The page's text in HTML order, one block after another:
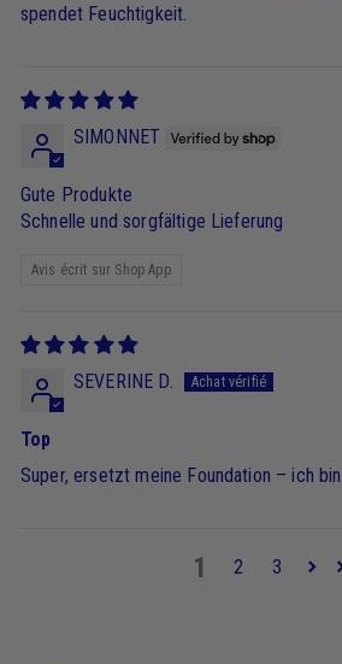
spendet Feuchtigkeit.
SIMONNET
Gute Produkte
Schnelle und sorgfältige Lieferung
Avis écrit sur Shop App
SEVERINE D.
Top
Super, ersetzt meine Foundation – ich
1 2 3